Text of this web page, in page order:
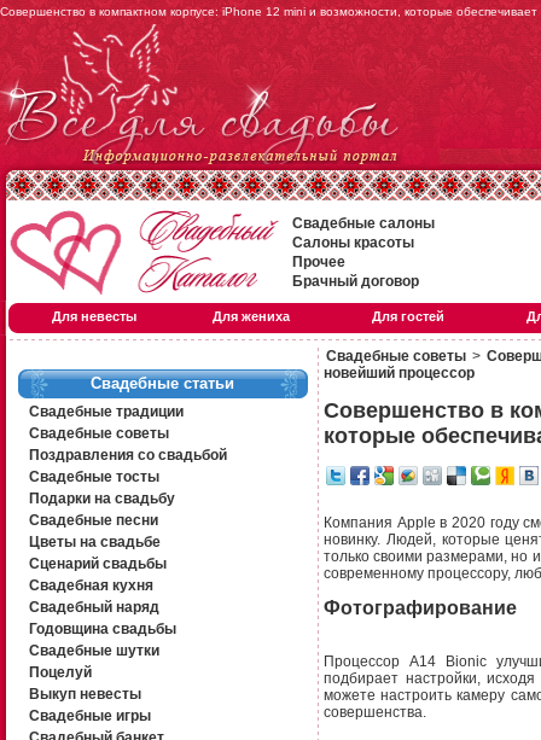
Совершенство в компактном корпусе: iPhone 12 mini и возможности, которые
Свадебные салоны
Салоны красоты
Прочее
Брачный договор
Для невесты Для жениха Для гостей
Свадебные статьи
Свадебные традиции
Свадебные советы
Поздравления со свадьбой
Свадебные тосты
Подарки на свадьбу
Свадебные песни
Цветы на свадьбе
Сценарий свадьбы
Свадебная кухня
Свадебный наряд
Годовщина свадьбы
Свадебные шутки
Поцелуй
Выкуп невесты
Свадебные игры
Свадебные советы >
новейший процессор
Совершенство в
которые
Компания Apple в 2020 году
новинку. Людей, которые
только своими размерами, но
современному процессору,
Фотографирование
Процессор A14 Bionic
подбирает настройки,
можете настроить камеру
совершенства.